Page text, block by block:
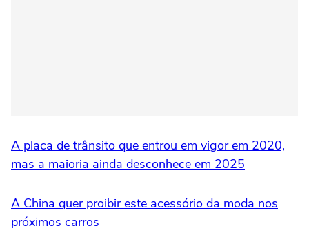
A placa de trânsito que entrou em vigor em 2020,
mas a maioria ainda desconhece em 2025
A China quer proibir este acessório da moda nos
próximos carros